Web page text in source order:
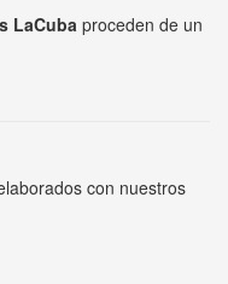
LaCuba proceden de un
con nuestros